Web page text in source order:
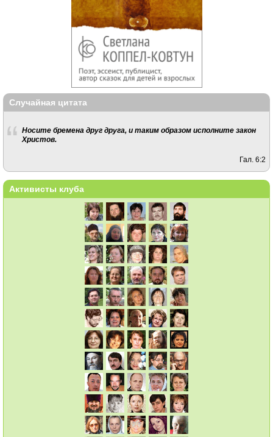
Случайная цитата
Носите бремена друг друга, и таким образом исполните закон
Христов.
Гал. 6:2
Активисты клуба